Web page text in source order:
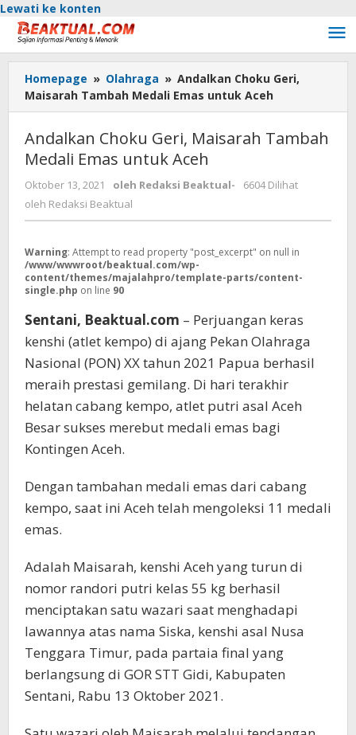
Lewati ke konten
Homepage » Olahraga » Andalkan Choku Geri,
Maisarah Tambah Medali Emas untuk Aceh
Andalkan Choku Geri, Maisarah Tambah
Medali Emas untuk Aceh
Oktober 13, 2021 oleh Redaksi Beaktual-
6604 Dilihat
oleh Redaksi Beaktual
Warning: Attempt to read property "post_excerpt" on null in
/www/wwwroot/beaktual.com/wp-
content/themes/majalahpro/template-parts/content-
single.php on line 90
Sentani, Beaktual.com – Perjuangan keras
kenshi (atlet kempo) di ajang Pekan Olahraga
Nasional (PON) XX tahun 2021 Papua berhasil
meraih prestasi gemilang. Di hari terakhir
helatan cabang kempo, atlet putri asal Aceh
Besar sukses merebut medali emas bagi
Kontingen Aceh.
Dengan tambahan medali emas dari cabang
kempo, saat ini Aceh telah mengoleksi 11 medali
emas.
Adalah Maisarah, kenshi Aceh yang turun di
nomor randori putri kelas 55 kg berhasil
menciptakan satu wazari saat menghadapi
lawannya atas nama Siska, kenshi asal Nusa
Tenggara Timur, pada partaia final yang
berlangsung di GOR STT Gidi, Kabupaten
Sentani, Rabu 13 Oktober 2021.